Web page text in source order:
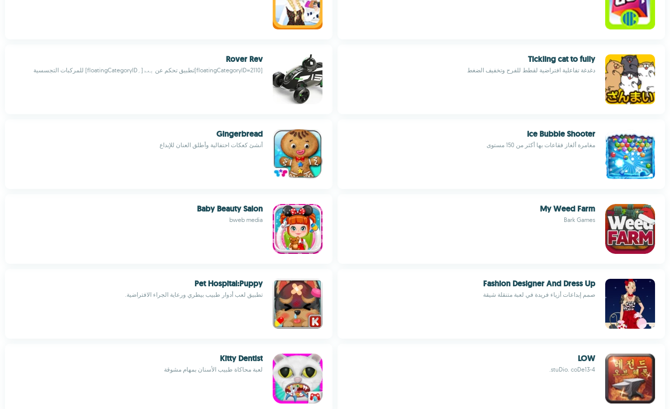
Tickling cat to fully
دغدغة تفاعلية افتراضية لقطط للفرح وتخفيف الضغط
Rover Rev
[floatingCategoryID=2110]تطبيق تحكم عن بعد[؍floatingCategoryID] للمركبات التجسسية
Ice Bubble Shooter
مغامرة ألغاز فقاعات بها أكثر من 150 مستوى
Gingerbread
أنشئ كعكات احتفالية وأطلق العنان للإبداع
My Weed Farm
Bark Games
Baby Beauty Salon
bweb media
Fashion Designer And Dress Up
صمم إبداعات أزياء فريدة في لعبة متنقلة شيقة
Pet Hospital:Puppy
تطبيق لعب أدوار طبيب بيطري ورعاية الجراء الافتراضية.
LOW
stuDio. coDe13-4.
Kitty Dentist
‫لعبة محاكاة طبيب الأسنان بمهام مشوقة